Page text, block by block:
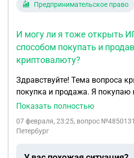
Предпринимательское право
И могу ли я тоже открыть
способом покупать и
криптовалюту?
Здравствуйте! Тема вопроса криптовалюты
покупка и продажа. Я покупаю криптовалюту
больше 1,5 лет и даже попал
доказывая, что деньги
Показать полностью
07 февраля, 23:25, вопрос
Петербург